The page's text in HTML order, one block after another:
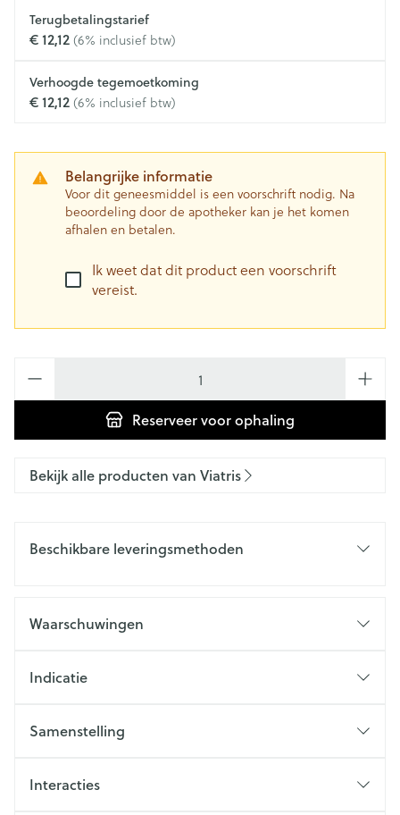
Terugbetalingstarief
€ 12,12(6% inclusief btw)
Verhoogde tegemoetkoming
€ 12,12(6% inclusief btw)
Belangrijke informatie
Voor dit geneesmiddel is een voorschrift nodig. Na
beoordeling door de apotheker kan je het komen
afhalen en betalen.
Ik weet dat dit product een voorschrift
vereist.
Reserveervoor ophaling
Bekijk alle producten van Viatris
Beschikbare leveringsmethoden
Waarschuwingen
Indicatie
Samenstelling
Interacties